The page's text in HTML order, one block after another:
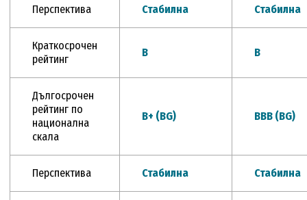
Перспектива Стабилна Стабилна
Краткосрочен
рейтинг
В В
Дългосрочен
рейтинг по
национална
скала
В+ (BG) ВВB (BG)
Перспектива Стабилна Стабилна